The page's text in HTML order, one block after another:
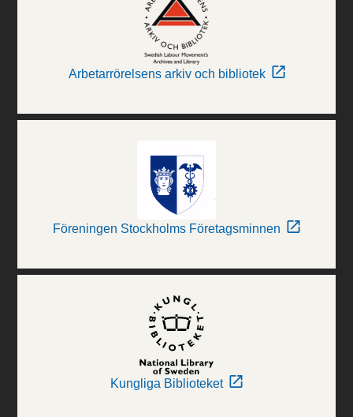
Arbetarrörelsens arkiv och bibliotek
Föreningen Stockholms Företagsminnen
Kungliga Biblioteket